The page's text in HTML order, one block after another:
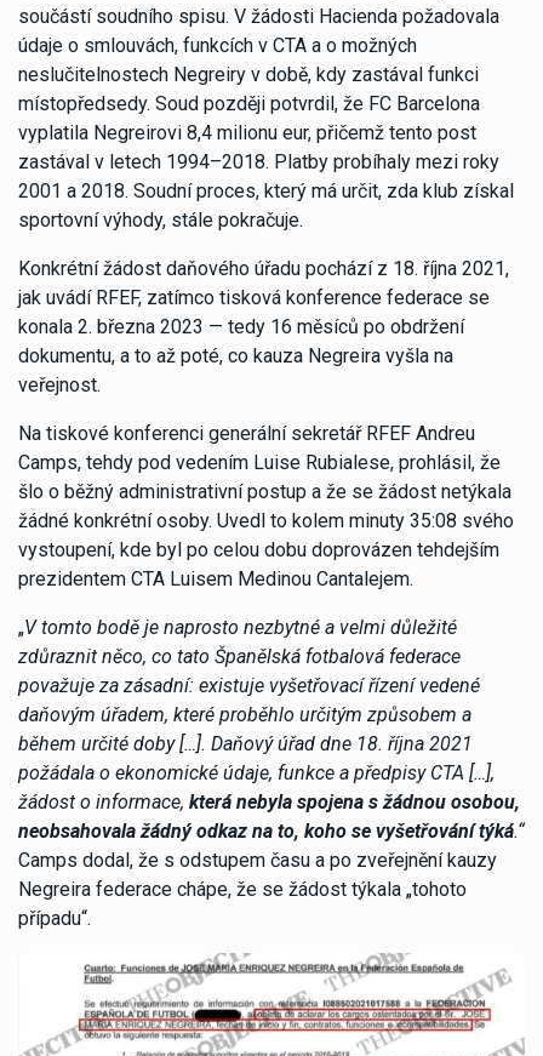
součástí soudního spisu. V žádosti Hacienda požadovala
údaje o smlouvách, funkcích v CTA a o možných
neslučitelnostech Negreiry v době, kdy zastával funkci
místopředsedy. Soud později potvrdil, že FC Barcelona
vyplatila Negreirovi 8,4 milionu eur, přičemž tento post
zastával v letech 1994–2018. Platby probíhaly mezi roky
2001 a 2018. Soudní proces, který má určit, zda klub získal
sportovní výhody, stále pokračuje.
Konkrétní žádost daňového úřadu pochází z 18. října 2021,
jak uvádí RFEF, zatímco tisková konference federace se
konala 2. března 2023 — tedy 16 měsíců po obdržení
dokumentu, a to až poté, co kauza Negreira vyšla na
veřejnost.
Na tiskové konferenci generální sekretář RFEF Andreu
Camps, tehdy pod vedením Luise Rubialese, prohlásil, že
šlo o běžný administrativní postup a že se žádost netýkala
žádné konkrétní osoby. Uvedl to kolem minuty 35:08 svého
vystoupení, kde byl po celou dobu doprovázen tehdejším
prezidentem CTA Luisem Medinou Cantalejem.
„V tomto bodě je naprosto nezbytné a velmi důležité
zdůraznit něco, co tato Španělská fotbalová federace
považuje za zásadní: existuje vyšetřovací řízení vedené
daňovým úřadem, které proběhlo určitým způsobem a
během určité doby […]. Daňový úřad dne 18. října 2021
požádala o ekonomické údaje, funkce a předpisy CTA […],
žádost o informace, která nebyla spojena s žádnou osobou,
neobsahovala žádný odkaz na to, koho se vyšetřování týká.“
Camps dodal, že s odstupem času a po zveřejnění kauzy
Negreira federace chápe, že se žádost týkala „tohoto
případu“.